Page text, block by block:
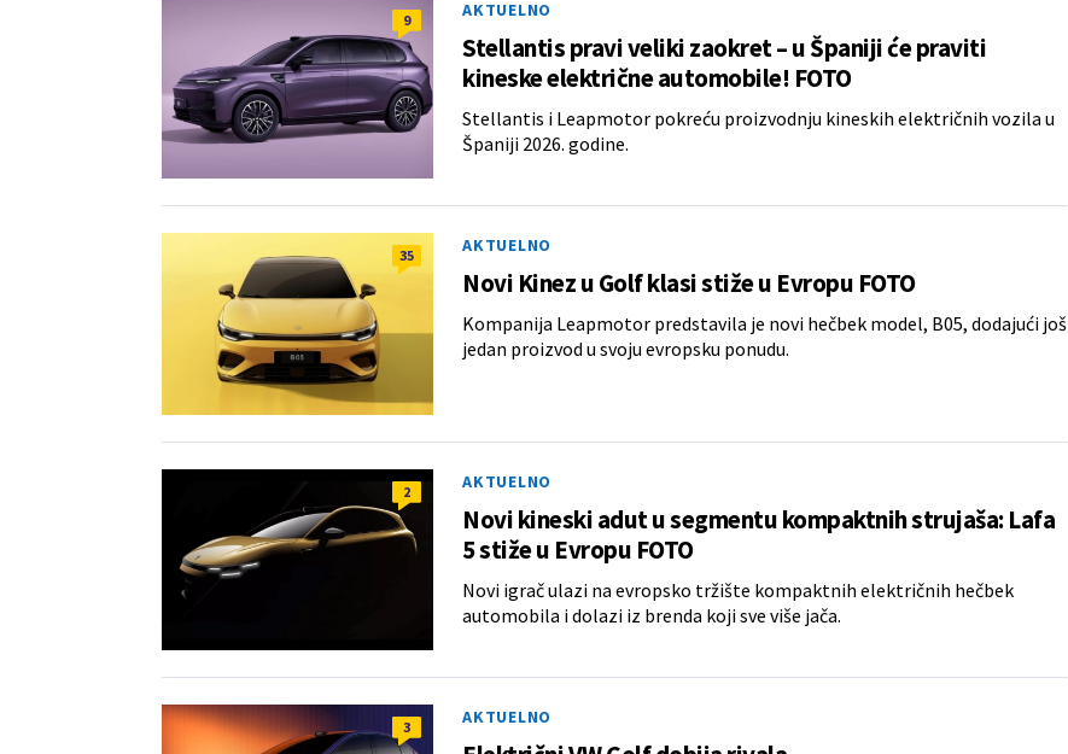
9 AKTUELNO
Stellantis pravi veliki zaokret – u Španiji će praviti
kineske električne automobile! FOTO
Stellantis i Leapmotor pokreću proizvodnju kineskih električnih vozila u
Španiji 2026. godine.
35 AKTUELNO
Novi Kinez u Golf klasi stiže u Evropu FOTO
Kompanija Leapmotor predstavila je novi hečbek model, B05, dodajući još
jedan proizvod u svoju evropsku ponudu.
2 AKTUELNO
Novi kineski adut u segmentu kompaktnih strujaša: Lafa
5 stiže u Evropu FOTO
Novi igrač ulazi na evropsko tržište kompaktnih električnih hečbek
automobila i dolazi iz brenda koji sve više jača.
3 AKTUELNO